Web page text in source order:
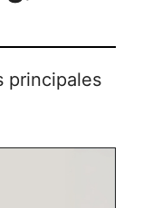
principales